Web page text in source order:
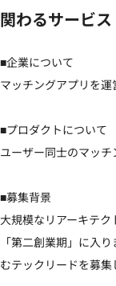
関わるサービ
■企業について
マッチングアプリを運
■プロダクトについて
ユーザー同士のマッチ
■募集背景
大規模なリアーキテ
「第二創業期」に入
むテックリードを募集